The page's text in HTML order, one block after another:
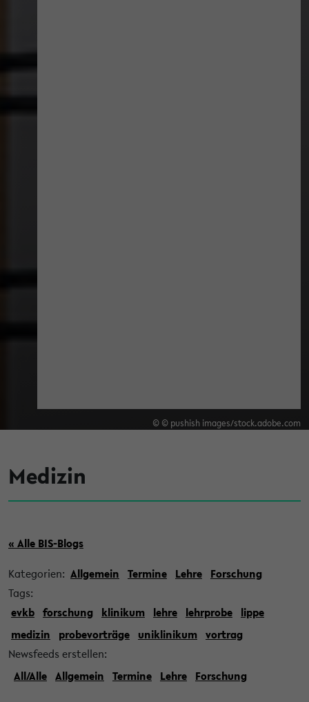
© © pushish images/stock.adobe.com
Medizin
« Alle BIS-Blogs
Kategorien: Allgemein Termine Lehre Forschung
Tags:
evkb forschung klinikum lehre lehrprobe lippe
medizin
probevorträge uniklinikum vortrag
Newsfeeds erstellen:
All/Alle Allgemein Termine Lehre Forschung